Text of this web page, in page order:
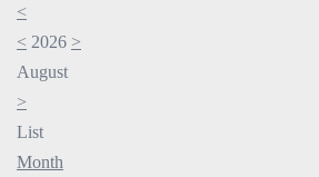
<
< 2026 >
August
>
List
Month